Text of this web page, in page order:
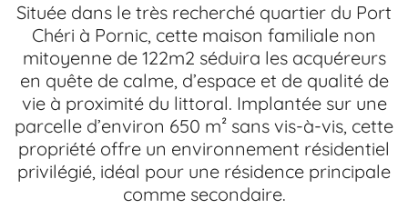
Située dans le très recherché quartier du Port
Chéri à Pornic, cette maison familiale non
mitoyenne de 122m2 séduira les acquéreurs
en quête de calme, d’espace et de qualité de
vie à proximité du littoral. Implantée sur une
parcelle d’environ 650 m² sans vis-à-vis, cette
propriété offre un environnement résidentiel
privilégié, idéal pour une résidence principale
comme secondaire.